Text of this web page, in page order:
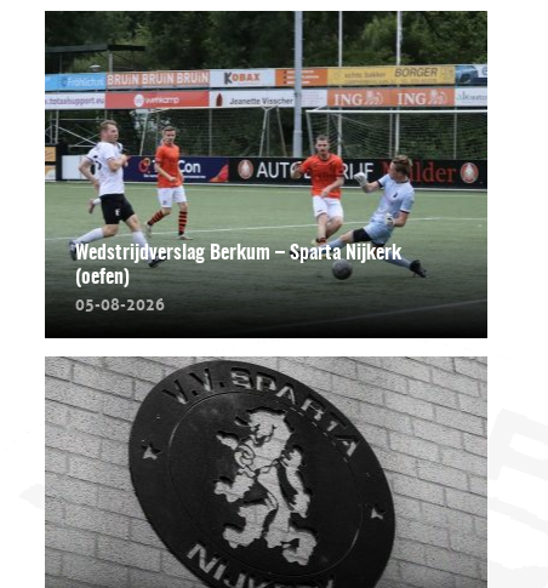
Wedstrijdverslag Berkum – Sparta Nijkerk
(oefen)
05-08-2026